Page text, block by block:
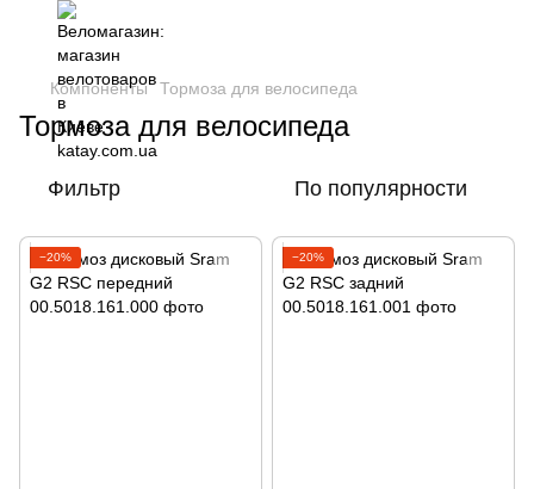
Компоненты Тормоза для велосипеда
Тормоза для велосипеда
Фильтр По популярности
−20% −20%